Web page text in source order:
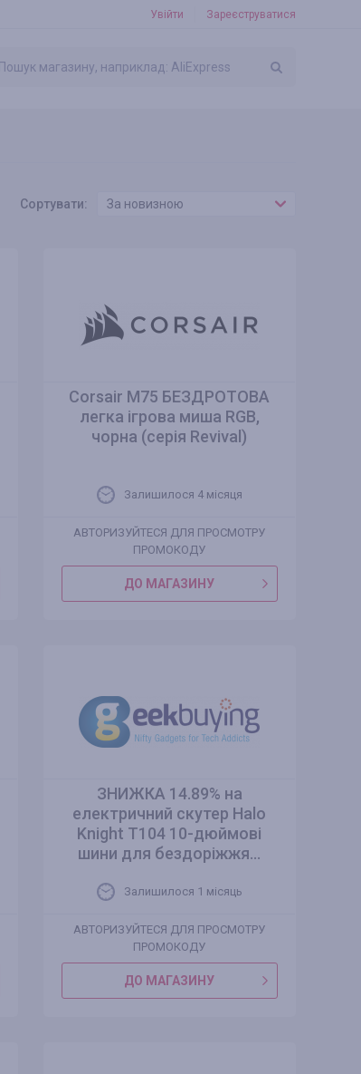
Увійти Зареєструватися
Сортувати: За новизною
Corsair M75 БЕЗДРОТОВА
легка ігрова миша RGB,
чорна (серія Revival)
Залишилося 4 місяця
АВТОРИЗУЙТЕСЯ ДЛЯ ПРОСМОТРУ
ПРОМОКОДУ
ДО МАГАЗИНУ
ЗНИЖКА 14.89% на
електричний скутер Halo
Knight T104 10-дюймові
шини для бездоріжжя...
Залишилося 1 місяць
АВТОРИЗУЙТЕСЯ ДЛЯ ПРОСМОТРУ
ПРОМОКОДУ
ДО МАГАЗИНУ